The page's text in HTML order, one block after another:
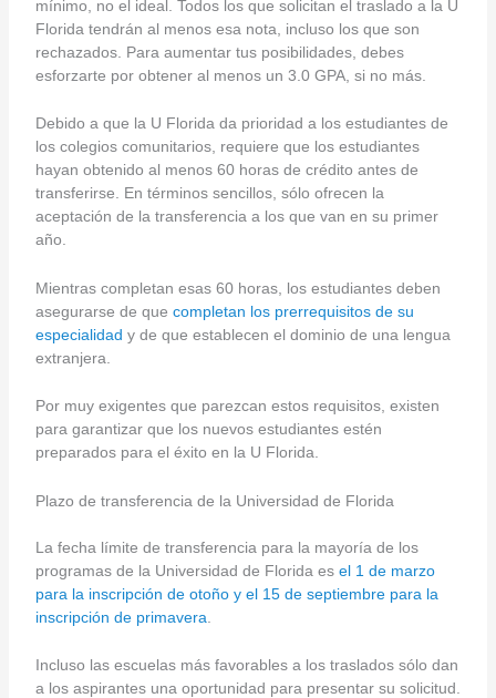
mínimo, no el ideal. Todos los que solicitan el traslado a la U
Florida tendrán al menos esa nota, incluso los que son
rechazados. Para aumentar tus posibilidades, debes
esforzarte por obtener al menos un 3.0 GPA, si no más.
Debido a que la U Florida da prioridad a los estudiantes de
los colegios comunitarios, requiere que los estudiantes
hayan obtenido al menos 60 horas de crédito antes de
transferirse. En términos sencillos, sólo ofrecen la
aceptación de la transferencia a los que van en su primer
año.
Mientras completan esas 60 horas, los estudiantes deben
asegurarse de que completan los prerrequisitos de su
especialidad y de que establecen el dominio de una lengua
extranjera.
Por muy exigentes que parezcan estos requisitos, existen
para garantizar que los nuevos estudiantes estén
preparados para el éxito en la U Florida.
Plazo de transferencia de la Universidad de Florida
La fecha límite de transferencia para la mayoría de los
programas de la Universidad de Florida es el 1 de marzo
para la inscripción de otoño y el 15 de septiembre para la
inscripción de primavera
Incluso las escuelas más favorables a los traslados sólo dan
a los aspirantes una oportunidad para presentar su solicitud.